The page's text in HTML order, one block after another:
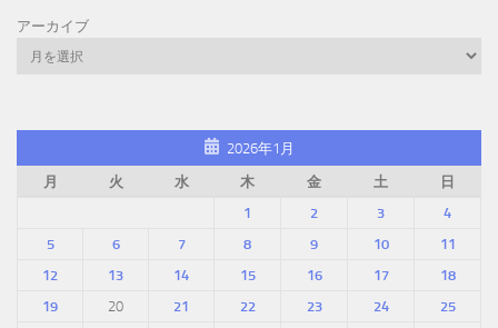
アーカイブ
2026年1月
月
火 水 木 金 土
日
1
2 3
4
5
6 7 8 9 10
11
12
13 14 15 16 17
18
19
20 21 22 23 24
25